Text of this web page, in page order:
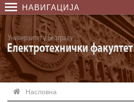
НАВИГАЦИЈА
Насловна